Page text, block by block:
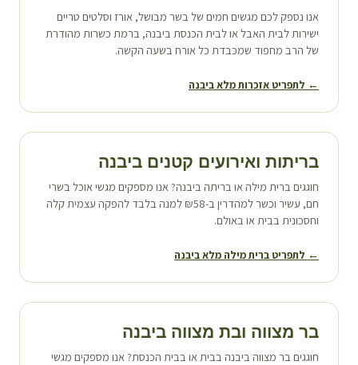
אנו נספק לכם מגשים חמים של בשר מבושל, אורז וסלטים טריים
ישירות לבית האבל או לבית הכנסת ביבנה, ברמת כשרות מהודרת
של הרב מחפוד שמכבדת כל אורח בשעה הקשה.
← לתפריט אזכרות מלא ביבנה
בריתות ואירועים קטנים ביבנה
חוגגים ברית מילה או בריתה ביבנה? אנו מספקים מגשי אוכל בשרי
חם, עשיר וכשר למהדרין ב-₪58 למנה בלבד להפקה עצמית קלה
וחסכונית בבית או באולם.
← לתפריט ברית מילה מלא ביבנה
בר מצווה ובת מצווה ביבנה
חוגגים בר מצווה ביבנה בבית או בבית הכנסת? אנו מספקים מגשי